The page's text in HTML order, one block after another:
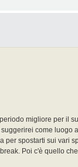
migliore per il
come luogo
per spostarti sui vari
Poi c'è quello